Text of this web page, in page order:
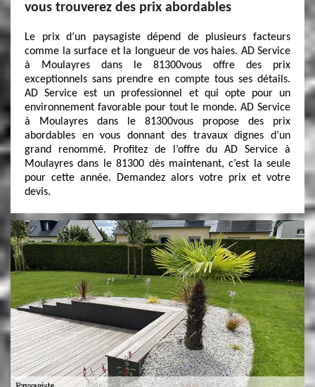
vous trouverez des prix abordables
Le prix d’un paysagiste dépend de plusieurs facteurs
comme la surface et la longueur de vos haies. AD Service
à Moulayres dans le 81300vous offre des prix
exceptionnels sans prendre en compte tous ses détails.
AD Service est un professionnel et qui opte pour un
environnement favorable pour tout le monde. AD Service
à Moulayres dans le 81300vous propose des prix
abordables en vous donnant des travaux dignes d’un
grand renommé. Profitez de l’offre du AD Service à
Moulayres dans le 81300 dès maintenant, c’est la seule
pour cette année. Demandez alors votre prix et votre
devis.